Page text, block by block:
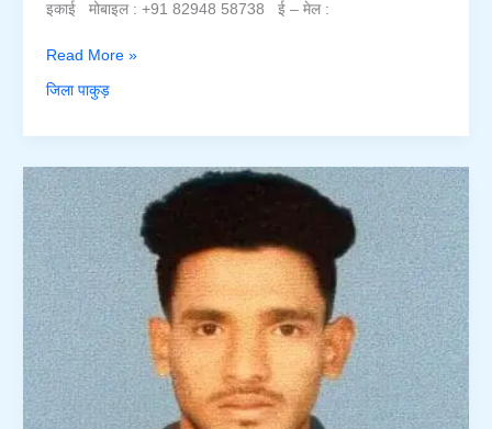
इकाई मोबाइल : +91 82948 58738 ई – मेल :
मोहनानन्द
गराइ
Read More »
जिला पाकुड़